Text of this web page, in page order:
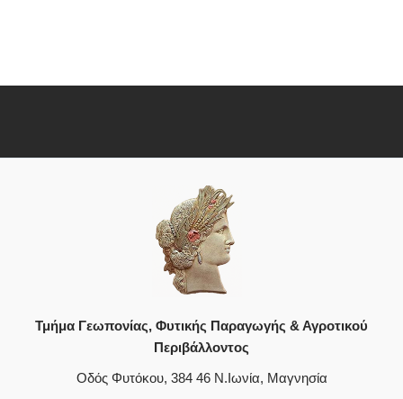
Τμήμα Γεωπονίας, Φυτικής Παραγωγής & Αγροτικού
Περιβάλλοντος
Οδός Φυτόκου, 384 46 Ν.Ιωνία, Μαγνησία